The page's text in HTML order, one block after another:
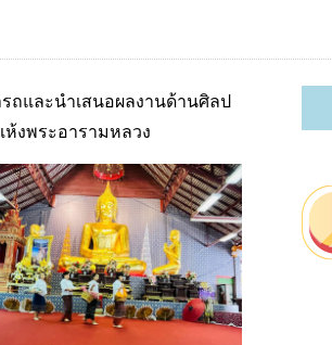
ถและนำเสนอผลงานด้านศิลป
งพระอารามหลวง